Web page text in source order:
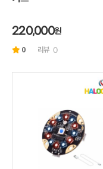
220,000원
0 리뷰 0